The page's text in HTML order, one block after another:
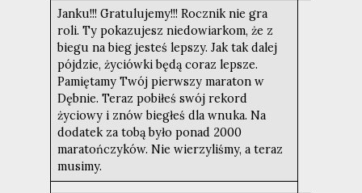
Janku!!! Gratulujemy!!! Rocznik nie gra
roli. Ty pokazujesz niedowiarkom, że z
biegu na bieg jesteś lepszy. Jak tak dalej
pójdzie, życiówki będą coraz lepsze.
Pamiętamy Twój pierwszy maraton w
Dębnie. Teraz pobiłeś swój rekord
życiowy i znów biegłeś dla wnuka. Na
dodatek za tobą było ponad 2000
maratończyków. Nie wierzyliśmy, a teraz
musimy.